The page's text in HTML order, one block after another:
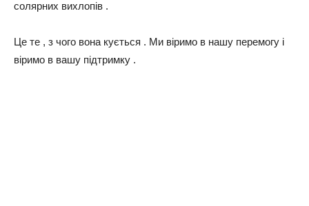
солярних вихлопів .
Це те , з чого вона кується . Ми віримо в нашу перемогу і
віримо в вашу підтримку .